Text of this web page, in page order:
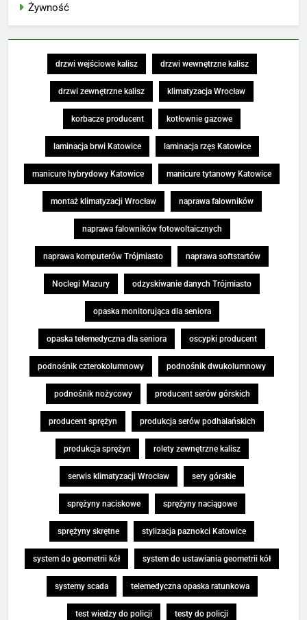
Żywność
drzwi wejściowe kalisz drzwi wewnętrzne kalisz
drzwi zewnętrzne kalisz klimatyzacja Wrocław
korbacze producent kotłownie gazowe
laminacja brwi Katowice laminacja rzęs Katowice
manicure hybrydowy Katowice manicure tytanowy Katowice
montaż klimatyzacji Wrocław naprawa falowników
naprawa falowników fotowoltaicznych
naprawa komputerów Trójmiasto naprawa softstartów
Noclegi Mazury odzyskiwanie danych Trójmiasto
opaska monitorująca dla seniora
opaska telemedyczna dla seniora oscypki producent
podnośnik czterokolumnowy podnośnik dwukolumnowy
podnośnik nożycowy producent serów górskich
producent sprężyn produkcja serów podhalańskich
produkcja sprężyn rolety zewnętrzne kalisz
serwis klimatyzacji Wrocław sery górskie
sprężyny naciskowe sprężyny naciągowe
sprężyny skrętne stylizacja paznokci Katowice
system do geometrii kół system do ustawiania geometrii kół
systemy scada telemedyczna opaska ratunkowa
test wiedzy do policji testy do policji